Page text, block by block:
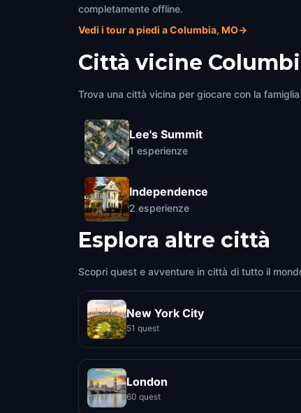
completamente offline.
Vedi i tour a piedi a Columbia, MO→
Città vicine
Trova una città vicina per giocare con la
Lee's Summit
1 esperienze
Independence
2 esperienze
Esplora altre città
Scopri quest e avventure in città di tutto il
New York City
51 quest
London
60 quest